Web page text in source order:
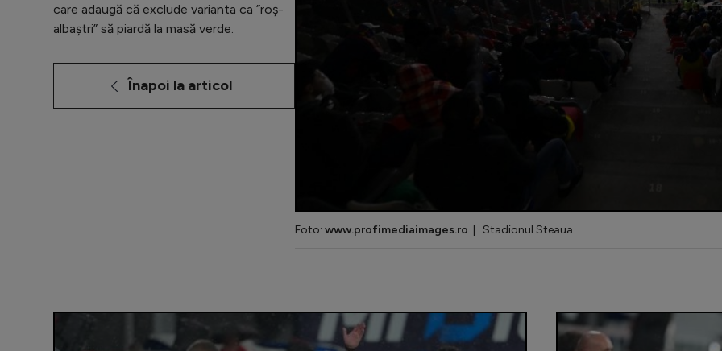
care adaugă că exclude varianta ca ”roș-
albaștri” să piardă la masă verde.
Înapoi la articol
Foto: www.profimediaimages.ro | Stadionul Steaua